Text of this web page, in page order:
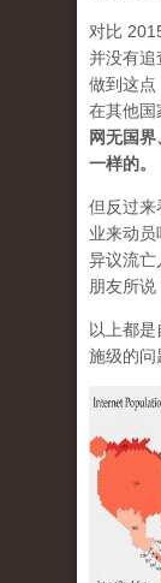
对比
并没有
做到这点
在其他国
网无国
一样的。
但反过来
业来动
异议流亡
朋友所说
以上都
施级的问